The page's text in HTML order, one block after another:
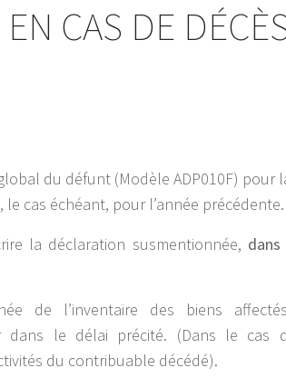
CAS DE
du défunt (Modèle ADP010F) pour
cas échéant, pour l’année précédente.
la déclaration susmentionnée,
de l’inventaire des biens
dans le délai précité. (Dans le cas
du contribuable décédé).